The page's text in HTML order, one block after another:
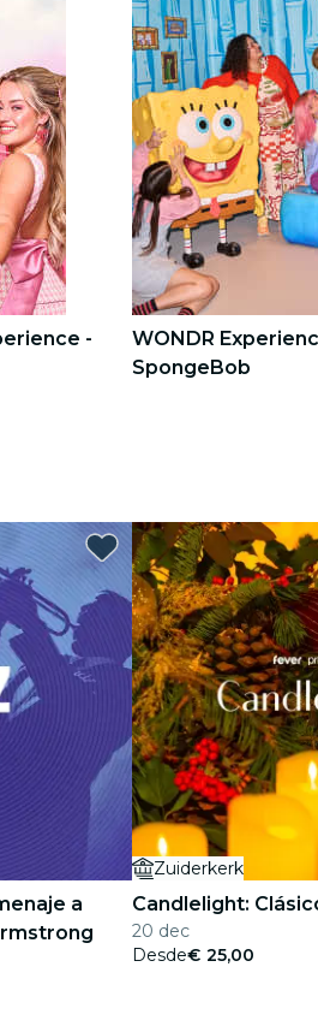
-
WONDR
SpongeBob
a
Zuiderkerk
Candlelight:
20 dec
Desde€ 25,00